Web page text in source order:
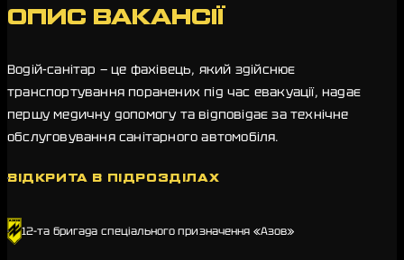
ОПИС ВАКАНСІЇ
Водій-санітар — це фахівець, який здійснює
транспортування поранених під час евакуації, надає
першу медичну допомогу та відповідає за технічне
обслуговування санітарного автомобіля.
ВІДКРИТА В ПІДРОЗДІЛАХ
12-та бригада спеціального призначення «Азов»